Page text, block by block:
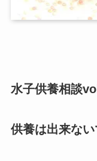
水子供養相談
供養は出来ない